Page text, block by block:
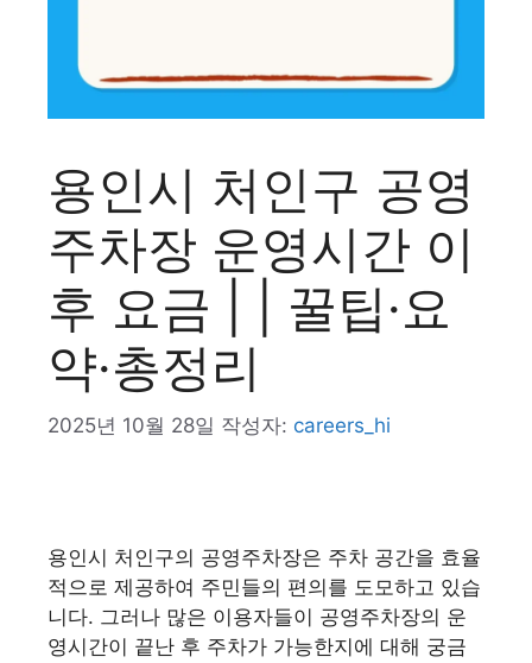
용인시 처인구 공영
주차장 운영시간 이
후 요금 | | 꿀팁·요
약·총정리
2025년 10월 28일 작성자: careers_hi
용인시 처인구의 공영주차장은 주차 공간을 효율
적으로 제공하여 주민들의 편의를 도모하고 있습
니다. 그러나 많은 이용자들이 공영주차장의 운
영시간이 끝난 후 주차가 가능한지에 대해 궁금